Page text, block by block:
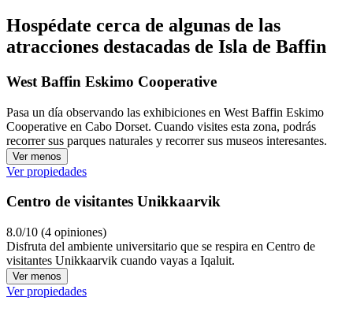
Hospédate cerca de algunas de las
atracciones destacadas de Isla de Baffin
West Baffin Eskimo Cooperative
Pasa un día observando las exhibiciones en West Baffin Eskimo
Cooperative en Cabo Dorset. Cuando visites esta zona, podrás
recorrer sus parques naturales y recorrer sus museos interesantes.
Ver menos
Ver propiedades
Centro de visitantes Unikkaarvik
8.0/10 (4 opiniones)
Disfruta del ambiente universitario que se respira en Centro de
visitantes Unikkaarvik cuando vayas a Iqaluit.
Ver menos
Ver propiedades